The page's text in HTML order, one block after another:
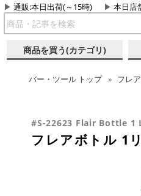
通販:本日出荷(～15時) 本日店
商品を買う(カテゴリ)
バー・ツール トップ フレ
#S-22623 Flair Bottle 1
フレアボトル 1